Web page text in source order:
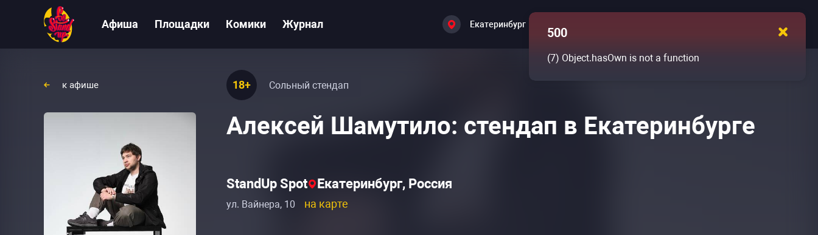
Афиша Площадки Комики Журнал Екатеринбург
к афише 18+ Сольный стендап
Алексей Шамутило: стендап в Екатеринбурге
StandUp Spot Екатеринбург, Россия
ул. Вайнера, 10 на карте
500
(7) Object.hasOwn is not a function